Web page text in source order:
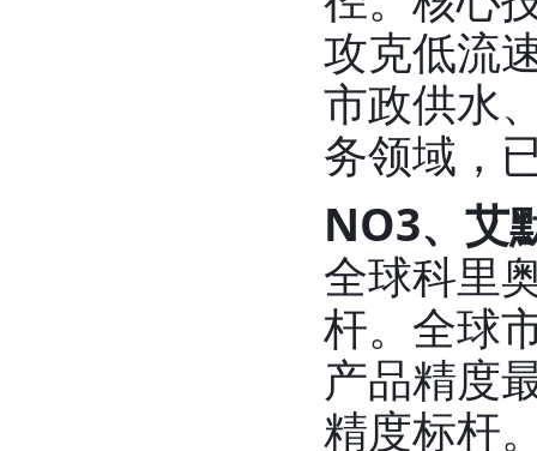
攻克低流
市政供水
务领域，
NO3、艾
全球科里
杆。全球
产品精度
精度标杆